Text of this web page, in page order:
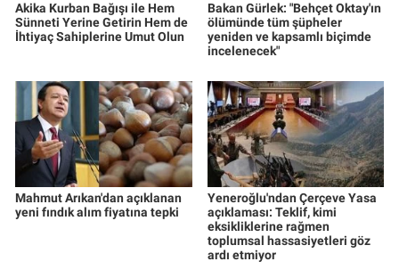
Akika Kurban Bağışı ile Hem
Sünneti Yerine Getirin Hem de
İhtiyaç Sahiplerine Umut Olun
Bakan Gürlek: "Behçet Oktay'ın
ölümünde tüm şüpheler
yeniden ve kapsamlı biçimde
incelenecek"
Mahmut Arıkan'dan açıklanan
yeni fındık alım fiyatına tepki
Yeneroğlu'ndan Çerçeve Yasa
açıklaması: Teklif, kimi
eksikliklerine rağmen
toplumsal hassasiyetleri göz
ardı etmiyor